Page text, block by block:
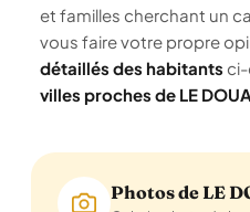
et familles cherchant un
vous faire votre propre
détaillés des habitants ci-
villes proches de LE
Photos de LE